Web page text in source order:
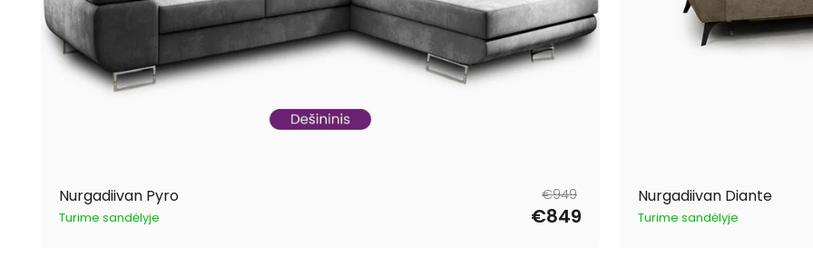
Nurgadiivan Pyro
Turime sandėlyje
Tavahind
€949
Müügihind
€849
Nurgadiivan Diante
Turime sandėlyje